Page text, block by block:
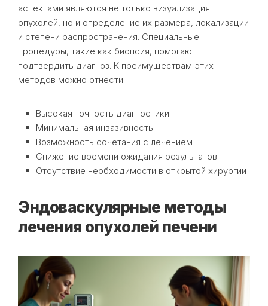
аспектами являются не только визуализация
опухолей, но и определение их размера, локализации
и степени распространения. Специальные
процедуры, такие как биопсия, помогают
подтвердить диагноз. К преимуществам этих
методов можно отнести:
Высокая точность диагностики
Минимальная инвазивность
Возможность сочетания с лечением
Снижение времени ожидания результатов
Отсутствие необходимости в открытой хирургии
Эндоваскулярные методы
лечения опухолей печени